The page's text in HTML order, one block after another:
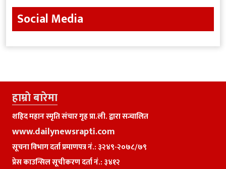
Social Media
हाम्राे बारेमा
शहिद महान स्मृति संचार गृह प्रा.ली. द्वारा सन्चालित
www.dailynewsrapti.com
सूचना विभाग दर्ता प्रमाणपत्र नं.: ३२४९-२०७८/७९
प्रेस काउन्सिल सूचीकरण दर्ता नं.: ३४१२